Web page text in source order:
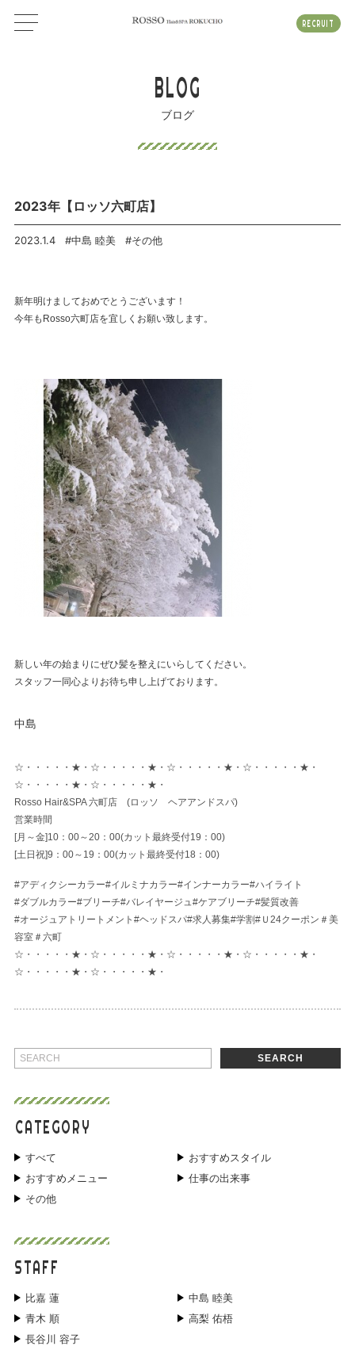
RECRUIT
BLOG
ブログ
2023年【ロッソ六町店】
2023.1.4 #中島 睦美 #その他
新年明けましておめでとうございます！
今年もRosso六町店を宜しくお願い致します。
新しい年の始まりにぜひ髪を整えにいらしてください。
スタッフ一同心よりお待ち申し上げております。
中島
☆・・・・・★・ ☆・・・・・★・ ☆・・・・・★・ ☆・・・・・★・
☆・・・・・★・ ☆・・・・・★・
Rosso Hair&SPA 六町店 (ロッソ ヘアアンドスパ)
営業時間
[月～金]10：00～20：00(カット最終受付19：00)
[土日祝]9：00～19：00(カット最終受付18：00)
#アディクシーカラー#イルミナカラー#インナーカラー#ハイライト
#ダブルカラー#ブリーチ#バレイヤージュ#ケアブリーチ#髪質改善
#オージュアトリートメント#ヘッドスパ#求人募集#学割#Ｕ24クーポン＃美
容室＃六町
☆・・・・・★・ ☆・・・・・★・ ☆・・・・・★・ ☆・・・・・★・
☆・・・・・★・ ☆・・・・・★・
SEARCH
CATEGORY
すべて
おすすめスタイル
おすすめメニュー
仕事の出来事
その他
STAFF
比嘉 蓮
中島 睦美
青木 順
高梨 佑梧
長谷川 容子